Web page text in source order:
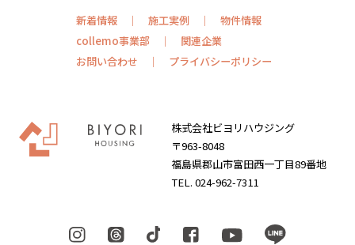
新着情報 施工実例
物件情報
collemo事業部
関連企業
お問い合わせ
プライバシーポリシー
株式会社ビヨリハウジング
〒963-8048
福島県郡山市富田西一丁目89番地
TEL. 024-962-7311